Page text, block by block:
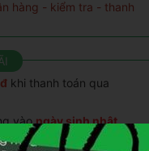
hàng - kiểm tra - thanh
khi thanh toán qua
vàongày sinh nhật
trợ đến 24 ngân hàng)